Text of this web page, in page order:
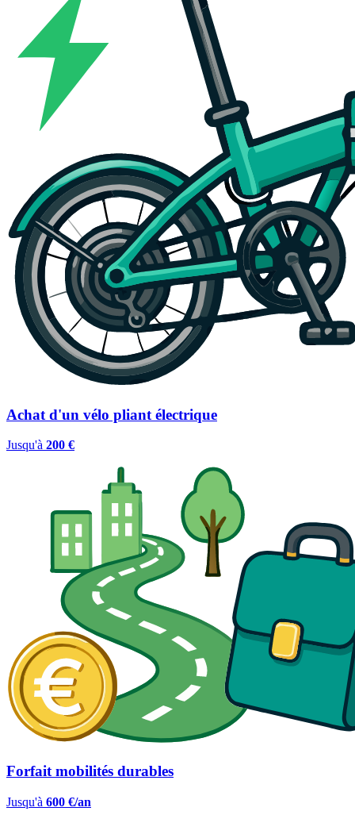
Achat d'un vélo pliant électrique
Jusqu'à 200 €
Forfait mobilités durables
Jusqu'à 600 €/an